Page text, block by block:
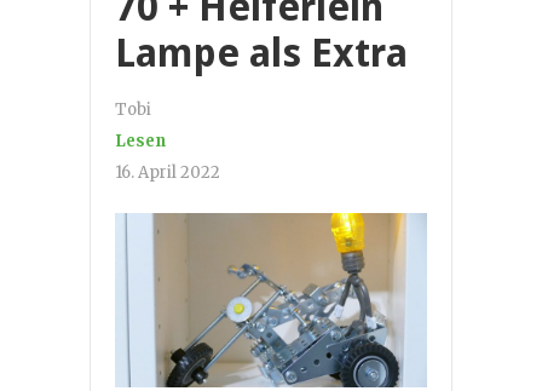
Lampe als Extra
Tobi
Lesen
16. April 2022